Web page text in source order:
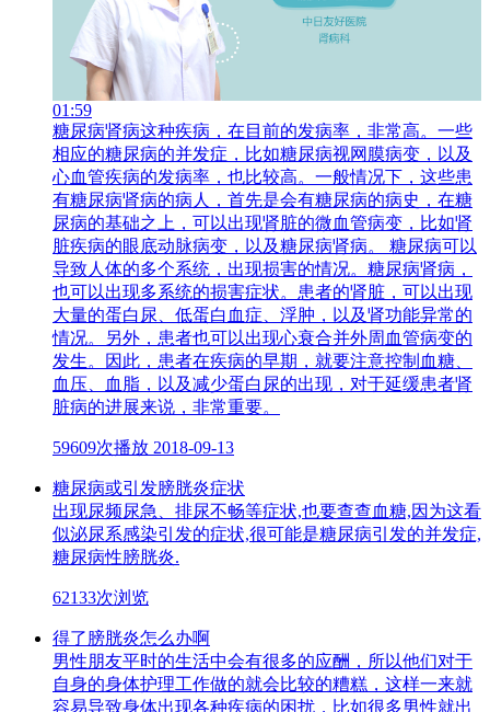
01:59
糖尿病肾病这种疾病，在目前的发病率，非常高。一些
相应的糖尿病的并发症，比如糖尿病视网膜病变，以及
心血管疾病的发病率，也比较高。一般情况下，这些患
有糖尿病肾病的病人，首先是会有糖尿病的病史，在糖
尿病的基础之上，可以出现肾脏的微血管病变，比如肾
脏疾病的眼底动脉病变，以及糖尿病肾病。 糖尿病可以
导致人体的多个系统，出现损害的情况。糖尿病肾病，
也可以出现多系统的损害症状。患者的肾脏，可以出现
大量的蛋白尿、低蛋白血症、浮肿，以及肾功能异常的
情况。另外，患者也可以出现心衰合并外周血管病变的
发生。因此，患者在疾病的早期，就要注意控制血糖、
血压、血脂，以及减少蛋白尿的出现，对于延缓患者肾
脏病的进展来说，非常重要。
59609次播放 2018-09-13
糖尿病或引发膀胱炎症状
出现尿频尿急、排尿不畅等症状,也要查查血糖,因为这看
似泌尿系感染引发的症状,很可能是糖尿病引发的并发症,
糖尿病性膀胱炎.
62133次浏览
得了膀胱炎怎么办啊
男性朋友平时的生活中会有很多的应酬，所以他们对于
自身的身体护理工作做的就会比较的糟糕，这样一来就
容易导致身体出现各种疾病的困扰，比如很多男性就出